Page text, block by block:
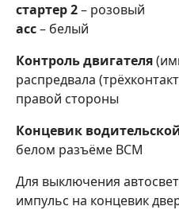
стартер 2– розовый
асс– белый
Контроль двигателя
распредвала
правой стороны
Концевик
белом разъёме BCM
Для выключения
импульс на концевик